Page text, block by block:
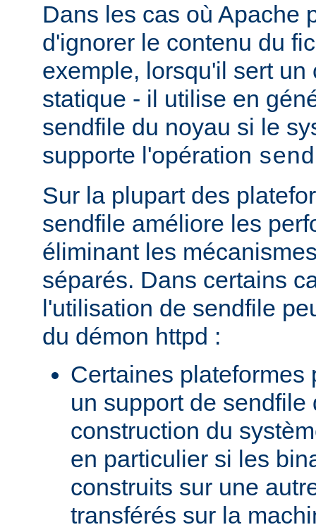
Dans les cas où Apache
d'ignorer le contenu du
exemple, lorsqu'il sert un
statique - il utilise en
sendfile du noyau si le
supporte l'opération
Sur la plupart des
sendfile améliore les
éliminant les
séparés. Dans certains
l'utilisation de sendfile
du démon httpd :
Certaines plateformes
un support de
construction du
en particulier si les
construits sur une
transférés sur la